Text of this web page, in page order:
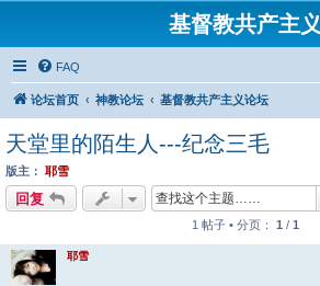
基督教共产主义
FAQ
论坛首页 神教论坛 基督教共产主义论坛
天堂里的陌生人---纪念三毛
版主： 耶雪
回复
1 帖子 • 分页： 1 / 1
耶雪